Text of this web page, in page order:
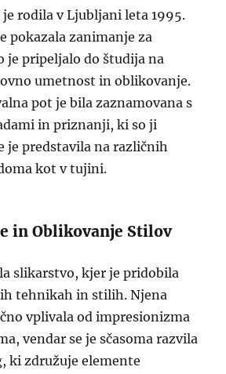
je rodila v Ljubljani leta 1995.
pokazala zanimanje za
je pripeljalo do študija na
umetnost in oblikovanje.
pot je bila zaznamovana s
in priznanji, ki so ji
je predstavila na različnih
kot v tujini.
in Oblikovanje Stilov
slikarstvo, kjer je pridobila
tehnikah in stilih. Njena
vplivala od impresionizma
vendar se je sčasoma razvila
ki združuje elemente